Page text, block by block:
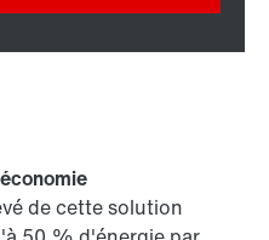
de cette solution